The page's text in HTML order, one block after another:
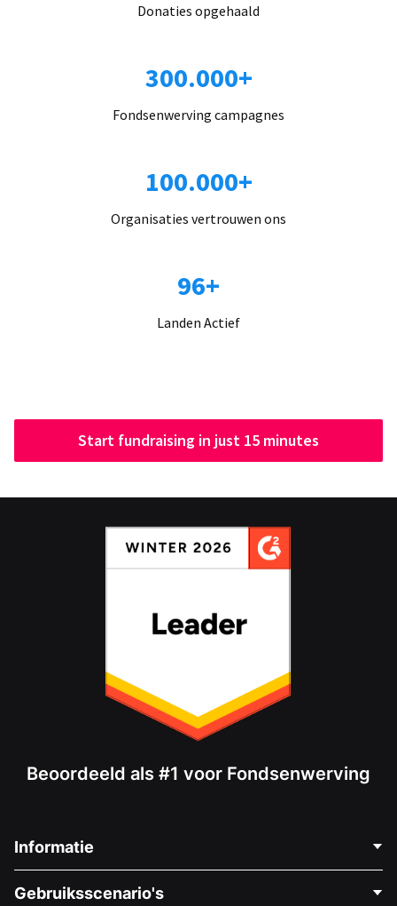
Donaties opgehaald
300.000+
Fondsenwerving campagnes
100.000+
Organisaties vertrouwen ons
96+
Landen Actief
Start fundraising in just 15 minutes
Beoordeeld als #1 voor Fondsenwerving
Informatie
Gebruiksscenario's